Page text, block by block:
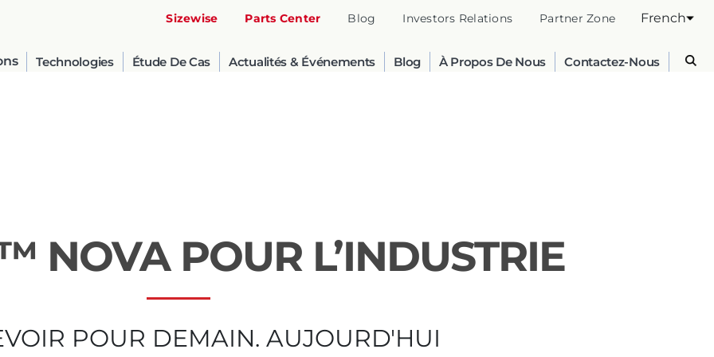
Sizewise Parts Center Blog Investors Relations Partner Zone French
Technologies Étude De Cas Actualités & Événements Blog À Propos De Nous Contactez-Nous
United States
English
Australia
Russia
NOVA POUR L’INDUSTRIE
POUR DEMAIN. AUJOURD'HUI